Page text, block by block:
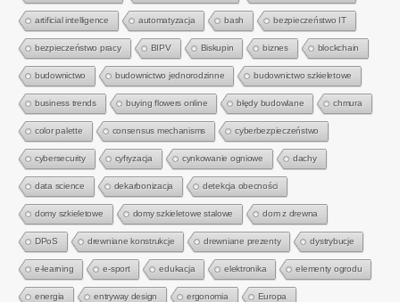
artificial intelligence automatyzacja bash bezpieczeństwo IT
bezpieczeństwo pracy BIPV Biskupin biznes blockchain
budownictwo budownictwo jednorodzinne budownictwo szkieletowe
business trends buying flowers online błędy budowlane chmura
color palette consensus mechanisms cyberbezpieczeństwo
cybersecurity cyfryzacja cynkowanie ogniowe dachy
data science dekarbonizacja detekcja obecności
domy szkieletowe domy szkieletowe stalowe dom z drewna
DPoS drewniane konstrukcje drewniane prezenty dystrybucje
e-learning e-sport edukacja elektronika elementy ogrodu
energia entryway design ergonomia Europa